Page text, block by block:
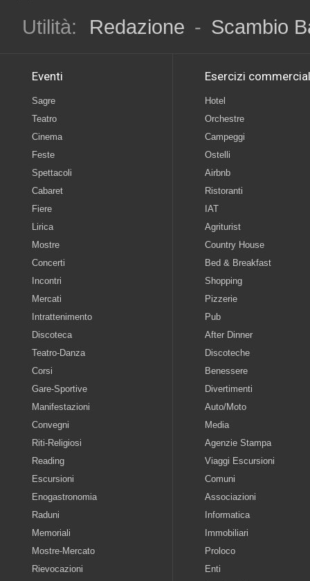
Utilità:
Redazione - Scambio
Eventi
Sagre
Teatro
Cinema
Feste
Spettacoli
Cabaret
Fiere
Lirica
Mostre
Concerti
Incontri
Mercati
Intrattenimento
Discoteca
Teatro-Danza
Corsi
Gare-Sportive
Manifestazioni
Convegni
Riti-Religiosi
Reading
Escursioni
Enogastronomia
Raduni
Memoriali
Mostre-Mercato
Rievocazioni
Esercizi
Hotel
Orchestre
Campeggi
Ostelli
Airbnb
Ristoranti
IAT
Agriturist
Country House
Bed & Breakfast
Shopping
Pizzerie
Pub
After Dinner
Discoteche
Benessere
Divertimenti
Auto/Moto
Media
Agenzie Stampa
Viaggi Escursioni
Comuni
Associazioni
Informatica
Immobiliari
Proloco
Enti